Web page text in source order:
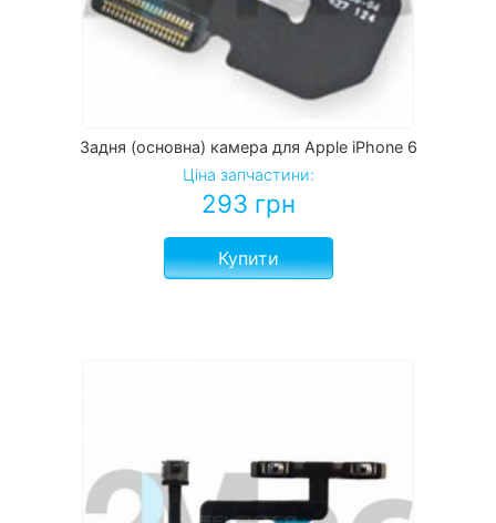
Задня (основна) камера для Apple iPhone 6
Ціна запчастини:
293 грн
Купити